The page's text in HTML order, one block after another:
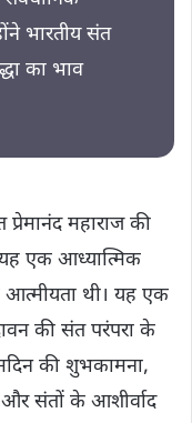
भारतीय संत
का भाव
प्रेमानंद महाराज की
एक आध्यात्मिक
थी। यह एक
की संत परंपरा के
की शुभकामना,
और संतों के आशीर्वाद